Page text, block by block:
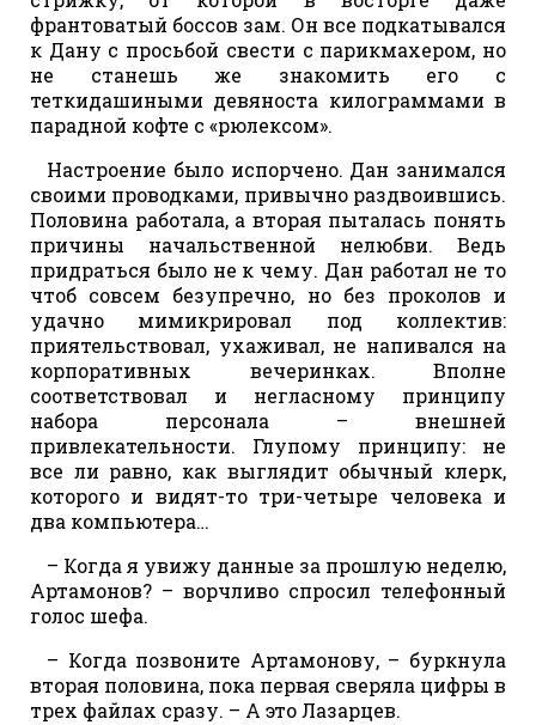
франтоватый боссов зам. Он все подкатывался
к Дану с просьбой свести с парикмахером, но
не станешь же знакомить его с
теткидашиными девяноста килограммами в
парадной кофте с «рюлексом».
Настроение было испорчено. Дан занимался
своими проводками, привычно раздвоившись.
Половина работала, а вторая пыталась понять
причины начальственной нелюбви. Ведь
придраться было не к чему. Дан работал не то
чтоб совсем безупречно, но без проколов и
удачно мимикрировал под коллектив:
приятельствовал, ухаживал, не напивался на
корпоративных вечеринках. Вполне
соответствовал и негласному принципу
набора персонала – внешней
привлекательности. Глупому принципу: не
все ли равно, как выглядит обычный клерк,
которого и видят-то три-четыре человека и
два компьютера…
– Когда я увижу данные за прошлую неделю,
Артамонов? – ворчливо спросил телефонный
голос шефа.
– Когда позвоните Артамонову, – буркнула
вторая половина, пока первая сверяла цифры в
трех файлах сразу. – А это Лазарцев.